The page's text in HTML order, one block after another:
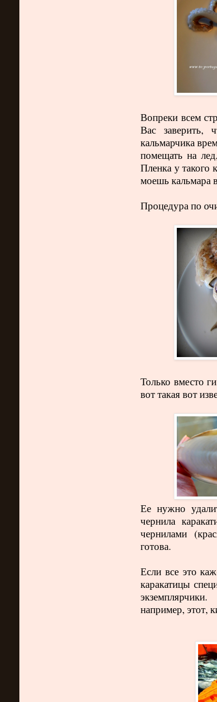
Вопреки всем
Вас заверить,
кальмарчика
помещать на
Пленка у такого
моешь кальмара
Процедура по
Только вместо
вот такая вот
Ее нужно
чернила
чернилами
готова.
Если все это
каракатицы
например, этот,